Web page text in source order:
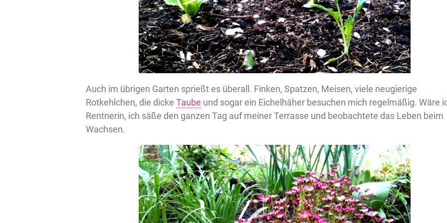
Auch im übrigen Garten sprießt es überall. Finken, Spatzen, Meisen, viele neugierige
Rotkehlchen, die dicke Taube und sogar ein Eichelhäher besuchen mich regelmäßig. Wäre
Rentnerin, ich säße den ganzen Tag auf meiner Terrasse und beobachtete das Leben beim
Wachsen.